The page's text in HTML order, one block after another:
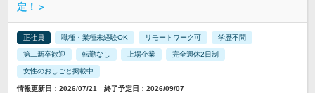
定！＞
正社員 職種・業種未経験OK リモートワーク可 学歴不問
第二新卒歓迎 転勤なし 上場企業 完全週休2日制
女性のおしごと掲載中
情報更新日：2026/07/21 終了予定日：2026/09/07